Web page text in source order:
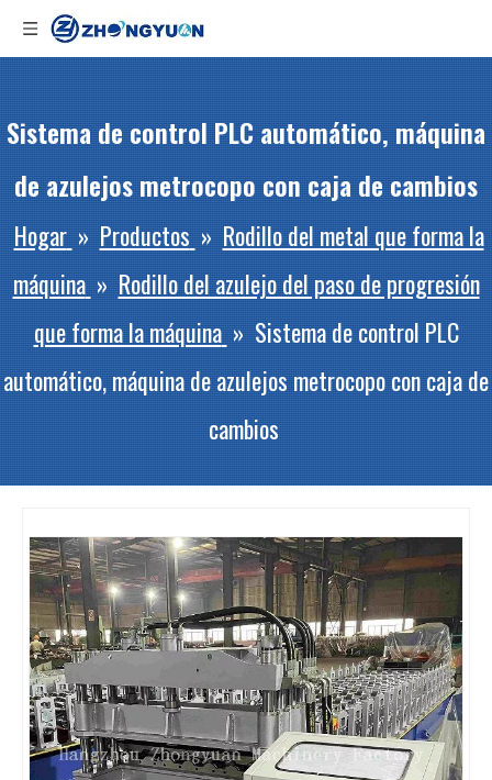
Sistema de control PLC automático, máquina
de azulejos metrocopo con caja de cambios
Hogar » Productos » Rodillo del metal que forma la
máquina » Rodillo del azulejo del paso de progresión
que forma la máquina » Sistema de control PLC
automático, máquina de azulejos metrocopo con caja de
cambios